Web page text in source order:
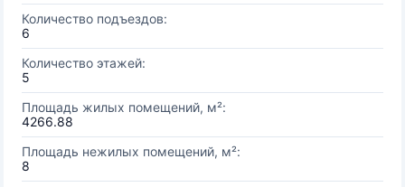
Количество подъездов:
6
Количество этажей:
5
Площадь жилых помещений, м²:
4266.88
Площадь нежилых помещений, м²:
8